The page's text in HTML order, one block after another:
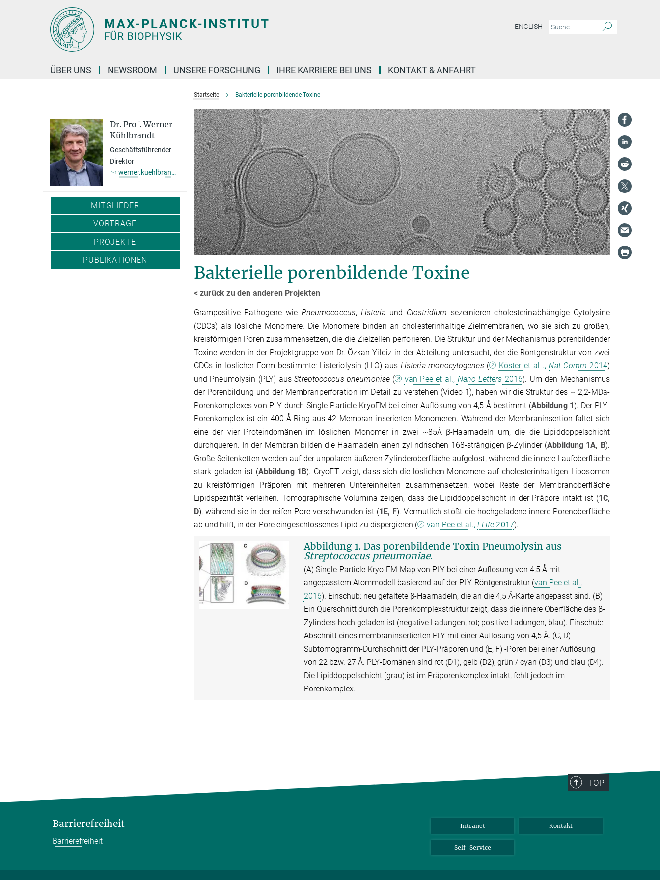
ENGLISH
ÜBER UNS NEWSROOM UNSERE FORSCHUNG IHRE KARRIERE BEI UNS KONTAKT & ANFAHRT
Startseite Bakterielle porenbildende Toxine
Bakterielle porenbildende Toxine
< zurück zu den anderen Projekten
Grampositive Pathogene wie Pneumococcus, Listeria und Clostridium sezernieren cholesterinabhängige Cytolysine
(CDCs) als lösliche Monomere. Die Monomere binden an cholesterinhaltige Zielmembranen, wo sie sich zu großen,
kreisförmigen Poren zusammensetzen, die die Zielzellen perforieren. Die Struktur und der Mechanismus porenbildender
Toxine werden in der Projektgruppe von Dr. Özkan Yildiz in der Abteilung untersucht, der die Röntgenstruktur von zwei
CDCs in löslicher Form bestimmte: Listeriolysin (LLO) aus Listeria monocytogenes ( Köster et al .,Nat Comm 2014)
und Pneumolysin (PLY) ausStreptococcus pneumoniae ( van Pee et al., Nano Letters 2016). Um den Mechanismus
der Porenbildung und der Membranperforation im Detail zu verstehen (Video 1), haben wir die Struktur des ~ 2,2-MDa-
Porenkomplexes von PLY durch Single-Particle-KryoEM bei einer Auflösung von 4,5 Å bestimmt (Abbildung 1 ). Der PLY-
Porenkomplex ist ein 400-Å-Ring aus 42 Membran-inserierten Monomeren. Während der Membraninsertion faltet sich
eine der vier Proteindomänen im löslichen Monomer in zwei ~85Å β-Haarnadeln um, die die Lipiddoppelschicht
durchqueren. In der Membran bilden die Haarnadeln einen zylindrischen 168-strängigen β-Zylinder (Abbildung 1A, B).
Große Seitenketten werden auf der unpolaren äußeren Zylinderoberfläche aufgelöst, während die innere Laufoberfläche
stark geladen ist (Abbildung 1B). CryoET zeigt, dass sich die löslichen Monomere auf cholesterinhaltigen Liposomen
zu kreisförmigen Präporen mit mehreren Untereinheiten zusammensetzen, wobei Reste der Membranoberfläche
Lipidspezifität verleihen. Tomographische Volumina zeigen, dass die Lipiddoppelschicht in der Präpore intakt ist (1C,
D), während sie in der reifen Pore verschwunden ist (1E, F). Vermutlich stößt die hochgeladene innere Porenoberfläche
ab und hilft, in der Pore eingeschlossenes Lipid zu dispergieren (
van Pee et al., ELife 2017).
Abbildung 1. Das porenbildende Toxin Pneumolysin aus
Streptococcus pneumoniae.
(A) Single-Particle-Kryo-EM-Map von PLY bei einer Auflösung von 4,5 Å mit
angepasstem Atommodell basierend auf der PLY-Röntgenstruktur (van Pee et al.,
2016). Einschub: neu gefaltete β-Haarnadeln, die an die 4,5 Å-Karte angepasst sind. (B)
Ein Querschnitt durch die Porenkomplexstruktur zeigt, dass die innere Oberfläche des β-
Zylinders hoch geladen ist (negative Ladungen, rot; positive Ladungen, blau). Einschub:
Abschnitt eines membraninsertierten PLY mit einer Auflösung von 4,5 Å. (C, D)
Subtomogramm-Durchschnitt der PLY-Präporen und (E, F) -Poren bei einer Auflösung
von 22 bzw. 27 Å. PLY-Domänen sind rot (D1), gelb (D2), grün / cyan (D3) und blau (D4).
Die Lipiddoppelschicht (grau) ist im Präporenkomplex intakt, fehlt jedoch im
Porenkomplex.
Dr. Prof. Werner
Kühlbrandt
Geschäftsführender
Direktor
werner.kuehlbrandt@...
MITGLIEDER
VORTRÄGE
PROJEKTE
PUBLIKATIONEN
TOP
Barrierefreiheit
Barrierefreiheit
Intranet Kontakt
Self-Service